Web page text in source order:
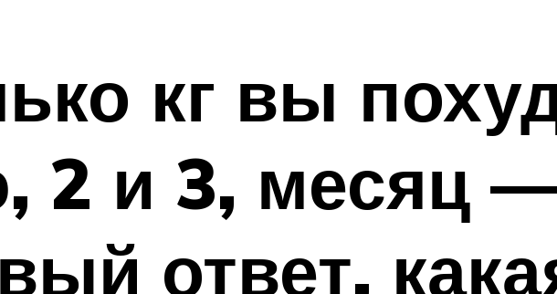
кг вы
2 и 3, месяц
ответ,